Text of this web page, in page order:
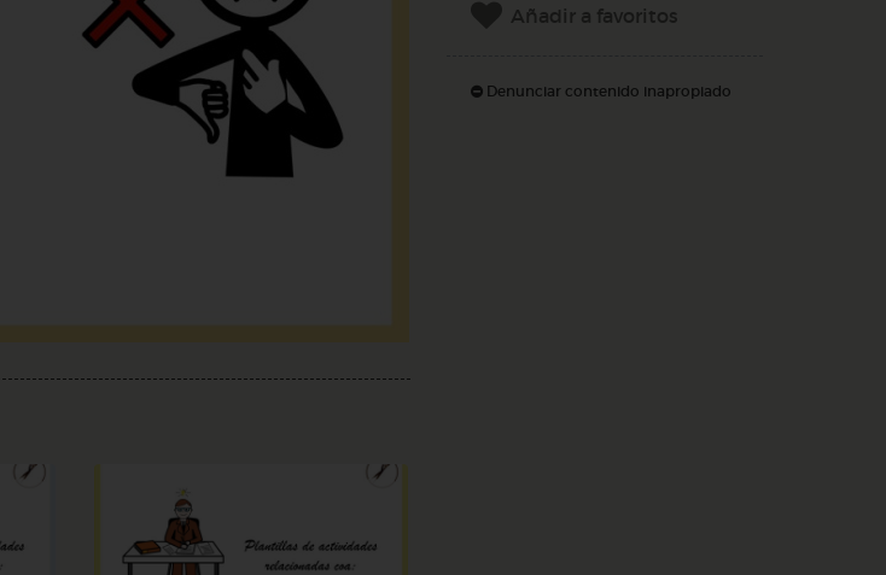
Añadir a favoritos
Denunciar contenido inapropiado